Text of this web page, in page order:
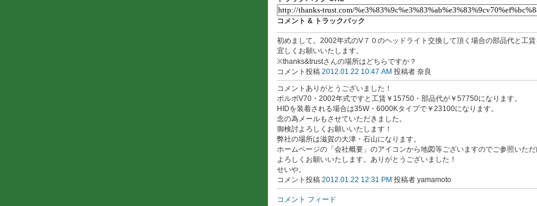
コメント & トラックバック
初めまして。2002年式のV７０のヘッドライト交換して頂く場合の部品代と工賃
宜しくお願いいたします。
※thanks&trustさんの場所はどちらですか？
コメント投稿 2012.01.22 10:47 AM 投稿者 奈良
コメントありがとうございました！
ボルボV70・2002年式ですと工賃￥15750・部品代が￥57750になります。
HIDを装着される場合は35W・6000Kタイプで￥23100になります。
念の為メールもさせていただきました。
御検討よろしくお願いいたします！
弊社の場所は滋賀の大津・石山になります。
ホームページの「会社概要」のアイコンから地図等ございますのでご参照いただ
よろしくお願いいたします。ありがとうございました！
せいや。
コメント投稿 2012.01.22 12:31 PM 投稿者 yamamoto
コメント フィード